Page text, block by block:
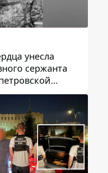
унесла
сержанта
Свистуна